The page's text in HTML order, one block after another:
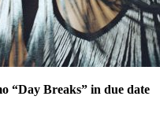
“Day Breaks” in due date